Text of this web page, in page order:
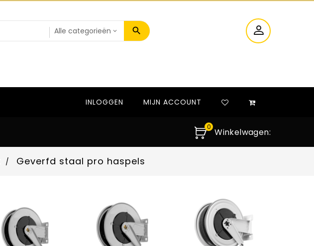
MIJN ACCOUNT
INLOGGEN
Winkelwagen:
0
Geverfd staal pro haspels